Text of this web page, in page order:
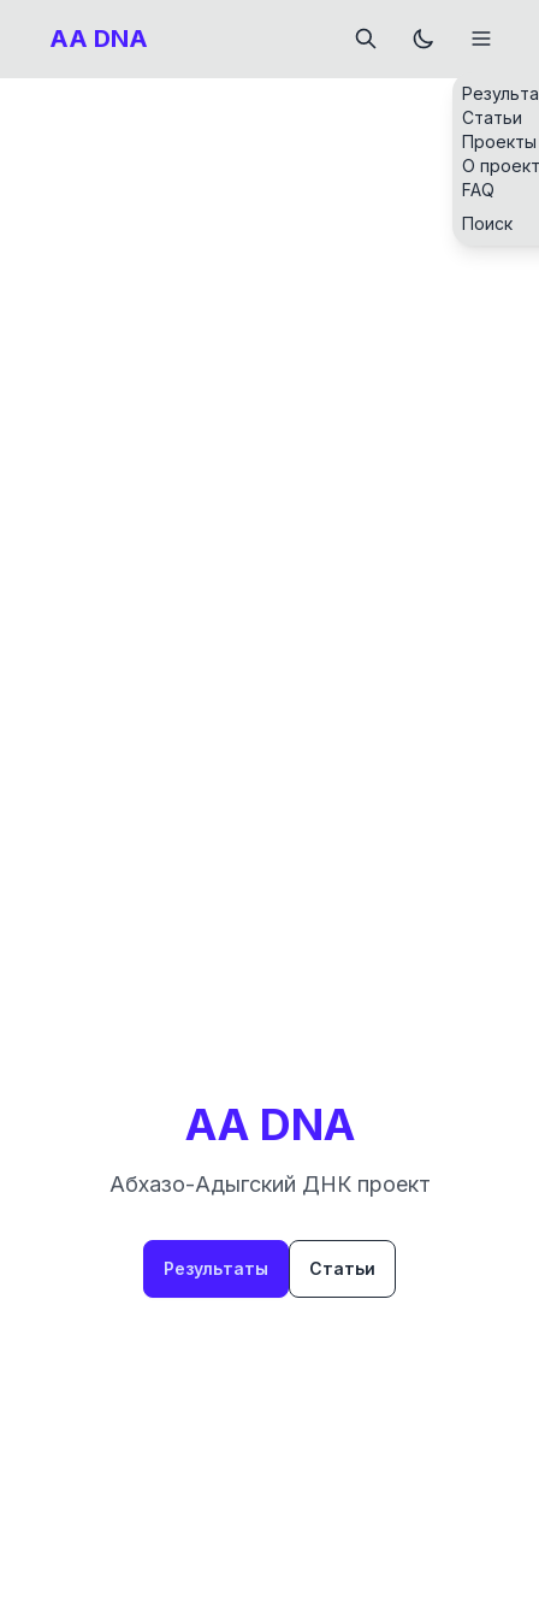
AA DNA
Статьи
Проекты
О
FAQ
Поиск
AA DNA
Абхазо-Адыгский ДНК проект
Результаты Статьи